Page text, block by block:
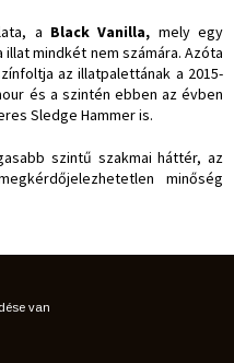
a Black Vanilla, mely egy
mindkét nem számára. Azóta
az illatpalettának a 2015-
és a szintén ebben az évben
Sledge Hammer is.
szintű szakmai háttér, az
minőség
van